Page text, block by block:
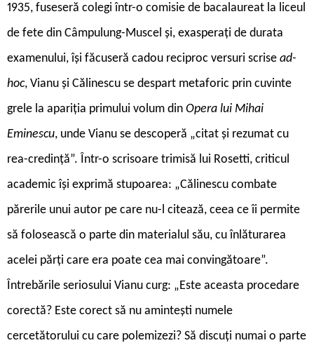
1935, fuseseră colegi într-o comisie de bacalaureat la liceul
de fete din Câmpulung-Muscel și, exasperați de durata
examenului, își făcuseră cadou reciproc versuri scrise ad-
hoc, Vianu și Călinescu se despart metaforic prin cuvinte
grele la apariția primului volum din Opera lui Mihai
Eminescu, unde Vianu se descoperă „citat și rezumat cu
rea-credință”. Într-o scrisoare trimisă lui Rosetti, criticul
academic își exprimă stupoarea: „Călinescu combate
părerile unui autor pe care nu-l citează, ceea ce îi permite
să folosească o parte din materialul său, cu înlăturarea
acelei părți care era poate cea mai convingătoare”.
Întrebările seriosului Vianu curg: „Este aceasta procedare
corectă? Este corect să nu amintești numele
cercetătorului cu care polemizezi? Să discuți numai o parte